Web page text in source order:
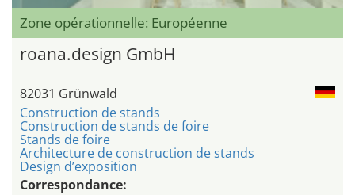
Zone opérationnelle: Européenne
roana.design GmbH
82031 Grünwald
Construction de stands
Construction de stands de foire
Stands de foire
Architecture de construction de stands
Design d’exposition
Correspondance: